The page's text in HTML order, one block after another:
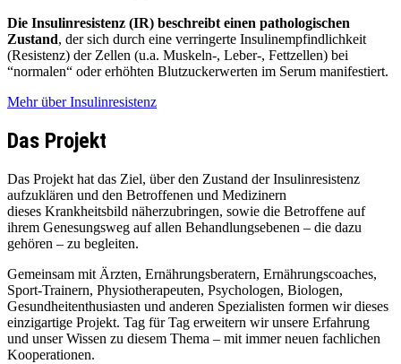
Die Insulinresistenz (IR) beschreibt einen pathologischen
Zustand, der sich durch eine verringerte Insulinempfindlichkeit
(Resistenz) der Zellen (u.a. Muskeln-, Leber-, Fettzellen) bei
“normalen“ oder erhöhten Blutzuckerwerten im Serum manifestiert.
Mehr über Insulinresistenz
Das Projekt
Das Projekt hat das Ziel, über den Zustand der Insulinresistenz
aufzuklären und den Betroffenen und Medizinern
dieses Krankheitsbild näherzubringen, sowie die Betroffene auf
ihrem Genesungsweg auf allen Behandlungsebenen – die dazu
gehören – zu begleiten.
Gemeinsam mit Ärzten, Ernährungsb­eratern, Ernährungs­coaches,
Sport-Trainern, Physio­therapeuten, Psychologen, Biologen,
Gesundheit­enthusiasten und anderen Spezialisten formen wir dieses
einzigartige Projekt. Tag für Tag erweitern wir unsere Erfahrung
und unser Wissen zu diesem Thema – mit immer neuen fachlichen
Kooperationen.